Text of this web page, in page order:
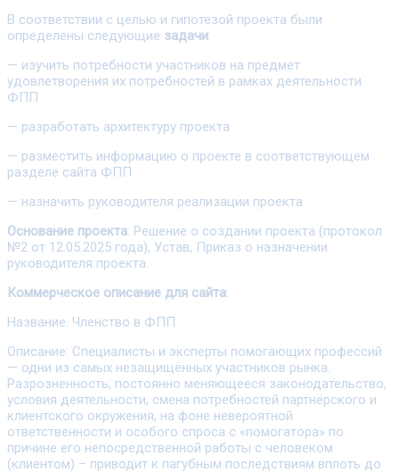
В соответствии с целью и гипотезой проекта были
определены следующие задачи:
— изучить потребности участников на предмет
удовлетворения их потребностей в рамках деятельности
ФПП
— разработать архитектуру проекта
— разместить информацию о проекте в соответствующем
разделе сайта ФПП
— назначить руководителя реализации проекта
Основание проекта: Решение о создании проекта (протокол
№2 от 12.05.2025 года), Устав, Приказ о назначении
руководителя проекта.
Коммерческое описание для сайта:
Название: Членство в ФПП
Описание: Специалисты и эксперты помогающих профессий
— одни из самых незащищённых участников рынка.
Разрозненность, постоянно меняющееся законодательство,
условия деятельности, смена потребностей партнёрского и
клиентского окружения, на фоне невероятной
ответственности и особого спроса с «помогатора» по
причине его непосредственной работы с человеком
(клиентом) – приводит к пагубным последствиям вплоть до